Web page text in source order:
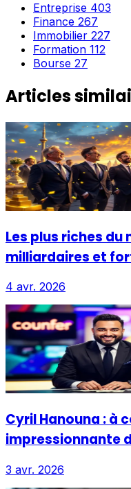
Entreprise 403
Finance 267
Immobilier 227
Formation 112
Bourse 27
Articles
Les plus riches
milliardaires et
4 avr. 2026
Cyril Hanouna : à
impressionnante
3 avr. 2026